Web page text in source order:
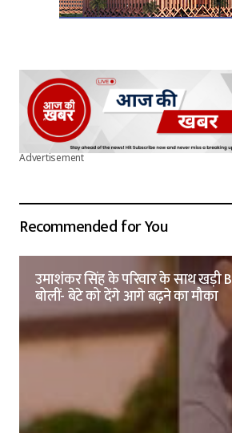
Advertisement
Recommended for You
उमाशंकर सिंह के परिवार के साथ खड़ी
बोलीं- बेटे को देंगे आगे बढ़ने का मौका